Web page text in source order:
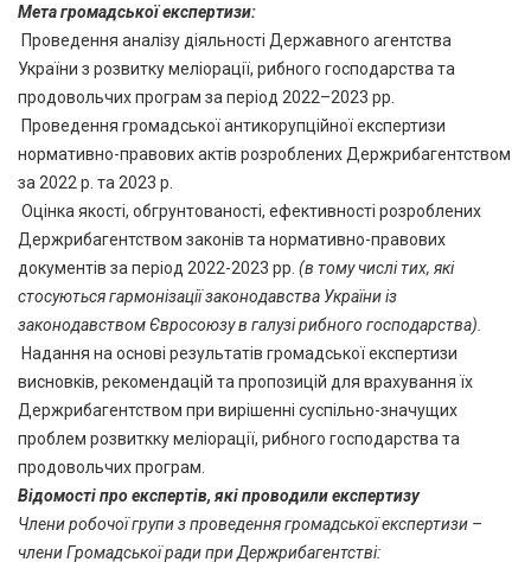
Мета громадської експертизи:
Проведення аналізу діяльності Державного агентства
України з розвитку меліорації, рибного господарства та
продовольчих програм за період 2022–2023 рр.
Проведення громадської антикорупційної експертизи
нормативно-правових актів розроблених Держрибагентством
за 2022 р. та 2023 р.
Оцінка якості, обгрунтованості, ефективності розроблених
Держрибагентством законів та нормативно-правових
документів за період 2022-2023 рр. (в тому числі тих, які
стосуються гармонізації законодавства України із
законодавством Євросоюзу в галузі рибного господарства).
Надання на основі результатів громадської експертизи
висновків, рекомендацій та пропозицій для врахування їх
Держрибагентством при вирішенні суспільно-значущих
проблем розвиткку меліорації, рибного господарства та
продовольчих програм.
Відомості про експертів, які проводили експертизу
Члени робочої групи з проведення громадської експертизи –
члени Громадської ради при Держрибагентстві: